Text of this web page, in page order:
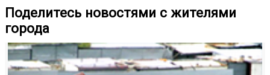
Поделитесь новостями с жителями
города